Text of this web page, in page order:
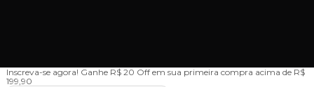
Inscreva-se agora! Ganhe R$ 20 Off em sua primeira compra acima de R$
199,90